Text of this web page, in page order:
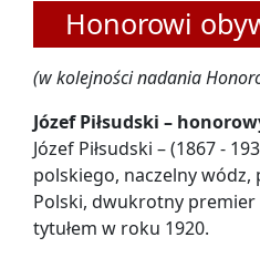
Honorowi
(w kolejności nadania
Józef Piłsudski –
Józef Piłsudski – (1867 -
polskiego, naczelny wódz,
Polski, dwukrotny
tytułem w roku 1920.